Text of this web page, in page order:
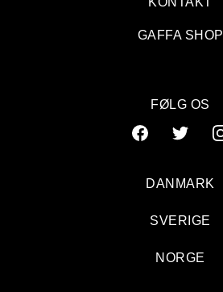
GAFFA SHOP
FØLG OS
DANMARK
SVERIGE
NORGE